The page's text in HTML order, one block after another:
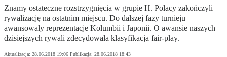
Znamy ostateczne rozstrzygnięcia w grupie H. Polacy zakończyli
rywalizację na ostatnim miejscu. Do dalszej fazy turnieju
awansowały reprezentacje Kolumbii i Japonii. O awansie naszych
dzisiejszych rywali zdecydowała klasyfikacja fair-play.
Aktualizacja: 28.06.2018 19:06 Publikacja: 28.06.2018 18:43